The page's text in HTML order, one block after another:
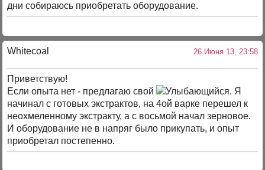
дни собираюсь приобретать оборудование.
Whitecoal 26 Июня 13, 23:58
Приветствую!
Если опыта нет - предлагаю свой
. Я
начинал с готовых экстрактов, на 4ой варке перешел к
неохмеленному экстракту, а с восьмой начал зерновое.
И оборудование не в напряг было прикупать, и опыт
приобретал постепенно.